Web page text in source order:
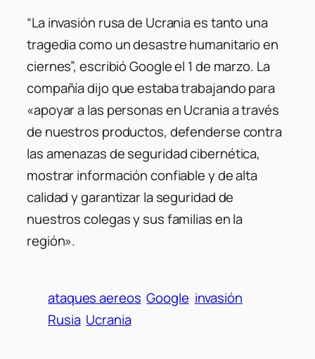
“La invasión rusa de Ucrania es tanto una
tragedia como un desastre humanitario en
ciernes”, escribió Google el 1 de marzo. La
compañía dijo que estaba trabajando para
«apoyar a las personas en Ucrania a través
de nuestros productos, defenderse contra
las amenazas de seguridad cibernética,
mostrar información confiable y de alta
calidad y garantizar la seguridad de
nuestros colegas y sus familias en la
región».
ataques aereos Google invasión
Rusia Ucrania